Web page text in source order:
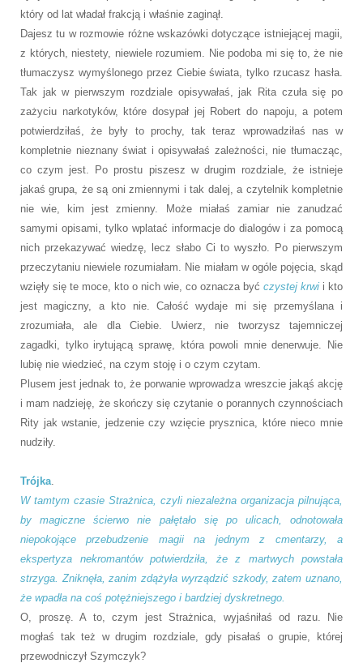
który od lat władał frakcją i właśnie zaginął.
Dajesz tu w rozmowie różne wskazówki dotyczące istniejącej magii,
z których, niestety, niewiele rozumiem. Nie podoba mi się to, że nie
tłumaczysz wymyślonego przez Ciebie świata, tylko rzucasz hasła.
Tak jak w pierwszym rozdziale opisywałaś, jak Rita czuła się po
zażyciu narkotyków, które dosypał jej Robert do napoju, a potem
potwierdziłaś, że były to prochy, tak teraz wprowadziłaś nas w
kompletnie nieznany świat i opisywałaś zależności, nie tłumacząc,
co czym jest. Po prostu piszesz w drugim rozdziale, że istnieje
jakaś grupa, że są oni zmiennymi i tak dalej, a czytelnik kompletnie
nie wie, kim jest zmienny. Może miałaś zamiar nie zanudzać
samymi opisami, tylko wplatać informacje do dialogów i za pomocą
nich przekazywać wiedzę, lecz słabo Ci to wyszło. Po pierwszym
przeczytaniu niewiele rozumiałam. Nie miałam w ogóle pojęcia, skąd
wzięły się te moce, kto o nich wie, co oznacza być czystej krwi i kto
jest magiczny, a kto nie. Całość wydaje mi się przemyślana i
zrozumiała, ale dla Ciebie. Uwierz, nie tworzysz tajemniczej
zagadki, tylko irytującą sprawę, która powoli mnie denerwuje. Nie
lubię nie wiedzieć, na czym stoję i o czym czytam.
Plusem jest jednak to, że porwanie wprowadza wreszcie jakąś akcję
i mam nadzieję, że skończy się czytanie o porannych czynnościach
Rity jak wstanie, jedzenie czy wzięcie prysznica, które nieco mnie
nudziły.
Trójka
W tamtym czasie Strażnica, czyli niezależna organizacja pilnująca,
by magiczne ścierwo nie pałętało się po ulicach, odnotowała
niepokojące przebudzenie magii na jednym z cmentarzy, a
ekspertyza nekromantów potwierdziła, że z martwych powstała
strzyga. Zniknęła, zanim zdążyła wyrządzić szkody, zatem uznano,
że wpadła na coś potężniejszego i bardziej dyskretnego.
O, proszę. A to, czym jest Strażnica, wyjaśniłaś od razu. Nie
mogłaś tak też w drugim rozdziale, gdy pisałaś o grupie, której
przewodniczył Szymczyk?